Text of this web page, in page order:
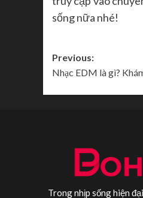
sống nữa nhé!
Post
navigation
Previous:
Nhạc EDM là gì?
Trong nhịp sống hiện